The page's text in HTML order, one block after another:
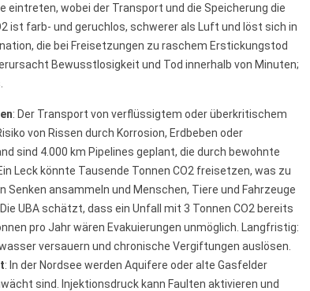
eintreten, wobei der Transport und die Speicherung die
ist farb- und geruchlos, schwerer als Luft und löst sich in
die bei Freisetzungen zu raschem Erstickungstod
Bewusstlosigkeit und Tod innerhalb von Minuten;
: Der Transport von verflüssigtem oder überkritischem
von Rissen durch Korrosion, Erdbeben oder
sind 4.000 km Pipelines geplant, die durch bewohnte
Leck könnte Tausende Tonnen CO2 freisetzen, was zu
Senken ansammeln und Menschen, Tiere und Fahrzeuge
UBA schätzt, dass ein Unfall mit 3 Tonnen CO2 bereits
pro Jahr wären Evakuierungen unmöglich. Langfristig:
versauern und chronische Vergiftungen auslösen.
: In der Nordsee werden Aquifere oder alte Gasfelder
sind. Injektionsdruck kann Faulten aktivieren und